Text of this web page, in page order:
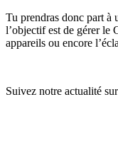
Tu prendras donc part à
l’objectif est de gérer le
appareils ou encore
Suivez notre actualité